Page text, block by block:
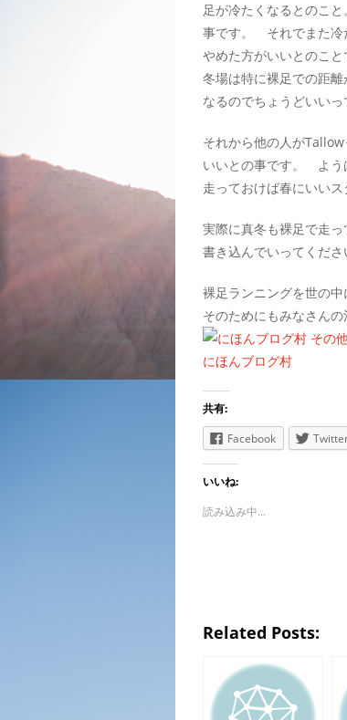
足が冷たくなるとのこ
事です。 それでまた冷
やめた方がいいとのこ
冬場は特に裸足での距
なるのでちょうどいい
それから他の人が
いいとの事です。 よう
走っておけば春にいいス
実際に真冬も裸足で走
書き込んでいってくださ
裸足ランニングを世の中
そのためにもみなさん
にほんブログ村
共有:
Facebook
いいね:
読み込み中...
Related Posts: